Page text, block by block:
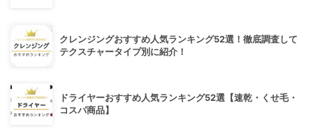
クレンジングおすすめ人気ランキング52選！徹底調査して
テクスチャータイプ別に紹介！
ドライヤーおすすめ人気ランキング52選【速乾・くせ毛・
コスパ商品】